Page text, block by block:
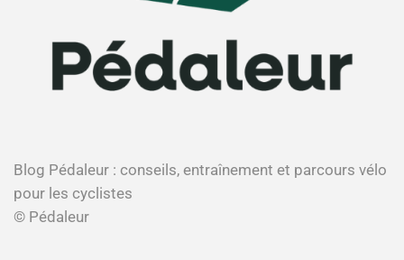
Blog Pédaleur : conseils, entraînement et parcours vélo
pour les cyclistes
© Pédaleur